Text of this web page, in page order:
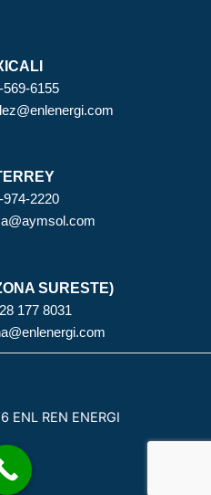
569-6155
974-2220
SURESTE)
177 8031
REN ENERGI